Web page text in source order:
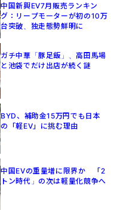
中国新興EV7月販売ランキン
グ：リープモーターが初の10万
台突破、独走態勢鮮明に
ガチ中華「豚足飯」、高田馬場
と池袋でだけ出店が続く謎
BYD、補助金15万円でも日本
の「軽EV」に挑む理由
中国EVの重量増に限界か 「2
トン時代」の次は軽量化競争へ